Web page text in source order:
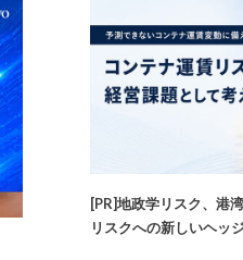
[PR]地政学リスク、港
リスクへの新しいヘッ